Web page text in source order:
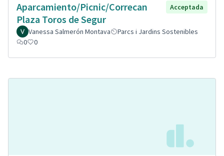
Aparcamiento/Picnic/Correcan
Plaza Toros de Segur
Acceptada
Vanessa Salmerón Montava
Parcs i Jardins Sostenibles
0
0